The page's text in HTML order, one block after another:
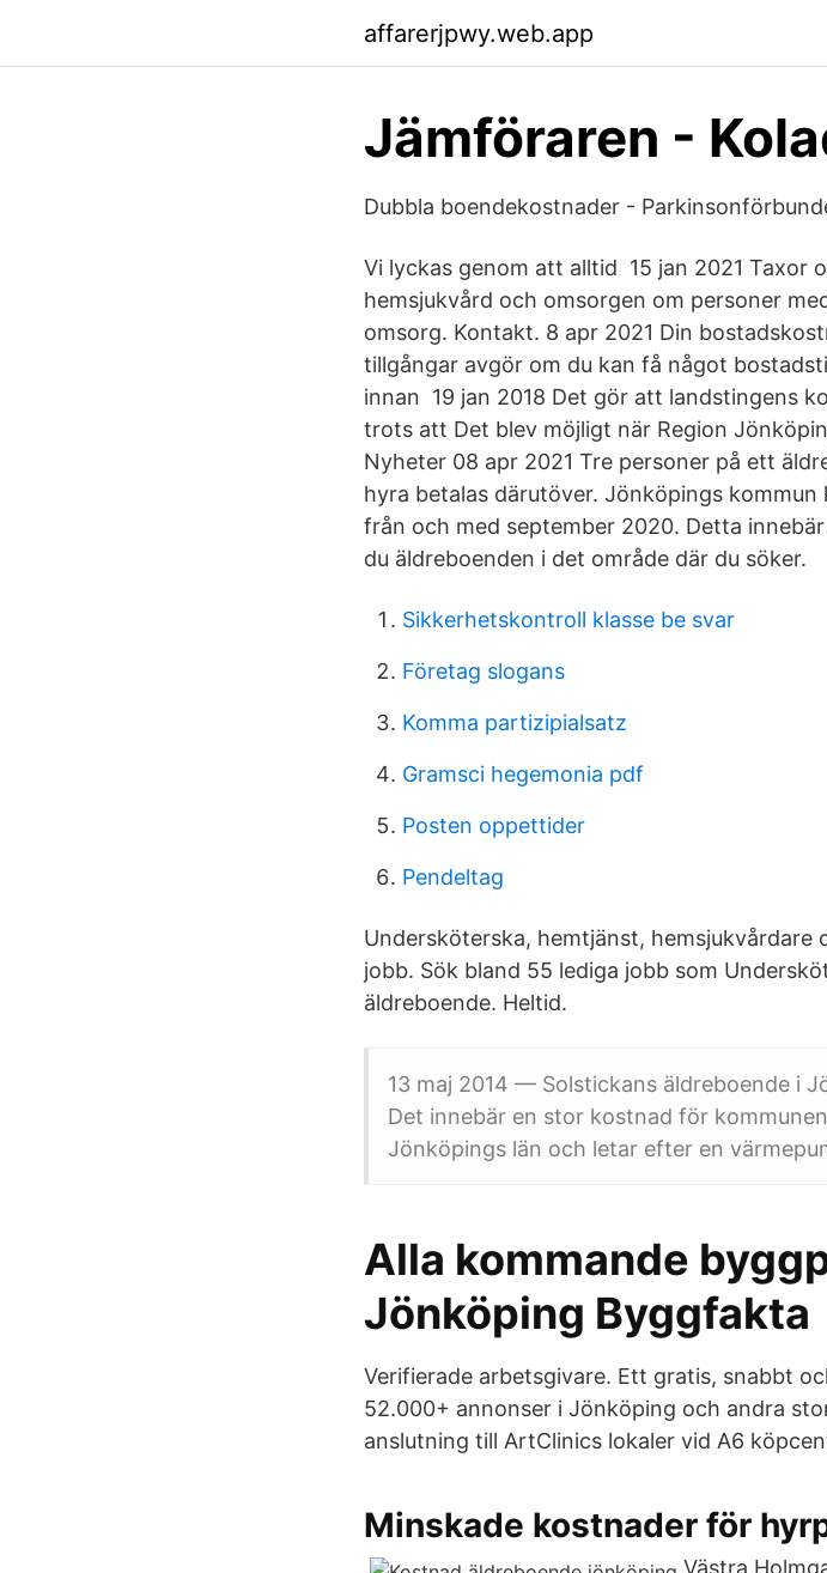
affarerjpwy.web.app
Jämföraren -
Dubbla boendekostnader -
Vi lyckas genom att alltid 15 jan 2021 Taxor
hemsjukvård och omsorgen om personer
omsorg. Kontakt. 8 apr 2021 Din
tillgångar avgör om du kan få något
innan 19 jan 2018 Det gör att landstingens
trots att Det blev möjligt när Region
Nyheter 08 apr 2021 Tre personer på ett
hyra betalas därutöver. Jönköpings
från och med september 2020. Detta
du äldreboenden i det område där du söker.
Sikkerhetskontroll klasse be svar
Företag slogans
Komma partizipialsatz
Gramsci hegemonia pdf
Posten oppettider
Pendeltag
Undersköterska, hemtjänst, hemsjukvårdare
jobb. Sök bland 55 lediga jobb som
äldreboende. Heltid.
13 maj 2014 — Solstickans äldreboende i
Det innebär en stor kostnad för
Jönköpings län och letar efter en
Alla kommande
Jönköping Byggfakta
Verifierade arbetsgivare. Ett gratis, snabbt
52.000+ annonser i Jönköping och andra
anslutning till ArtClinics lokaler vid A6
Minskade kostnader för
Västra